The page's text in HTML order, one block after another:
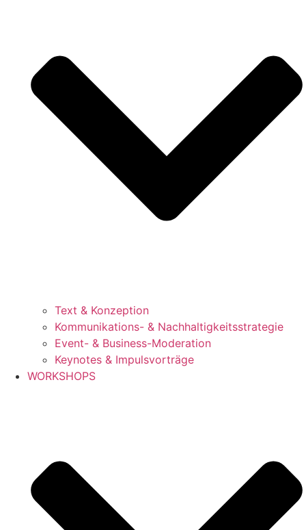
Text & Konzeption
Kommunikations- & Nachhaltigkeitsstrategie
Event- & Business-Moderation
Keynotes & Impulsvorträge
WORKSHOPS